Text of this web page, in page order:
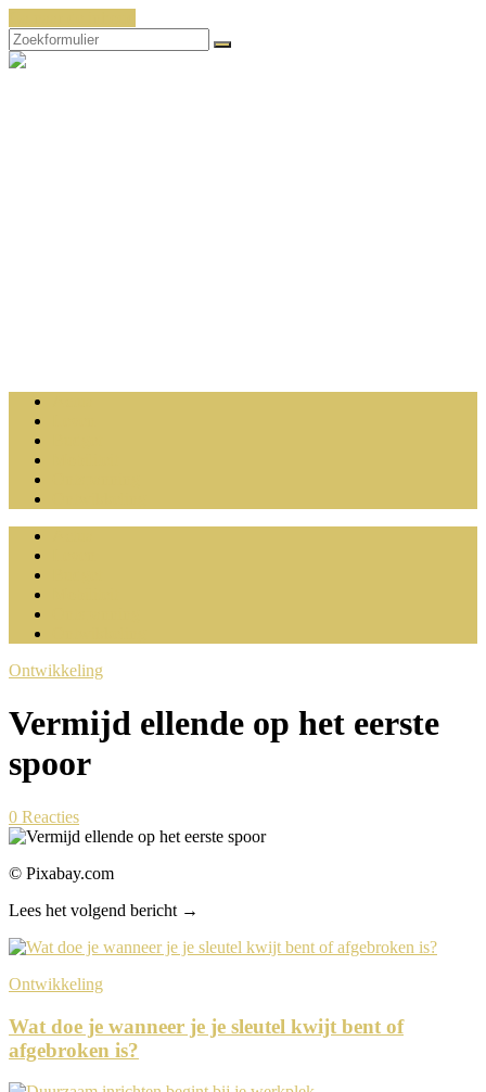
Zoeken
Werkgevers
Ontwikkeling
Vermijd ellende op het eerste
spoor
0 Reacties
© Pixabay.com
Lees het volgend bericht →
Ontwikkeling
Wat doe je wanneer je je sleutel kwijt bent of
afgebroken is?